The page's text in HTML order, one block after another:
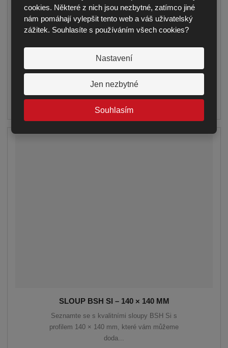
cookies. Některé z nich jsou nezbytné, zatímco jiné
nám pomáhají vylepšit tento web a váš uživatelský
zážitek. Souhlasíte s používáním všech cookies?
Nastavení
Jen nezbytné
Souhlasím
od6 413,00 Kč
5 300,00 Kč bez DPH
dodání do 14 dnů
Seznamte se s obvodovými panely s velikostí
rámu 1300 × 2360 mm, plným obkladem a pře...
SLOUP BSH SI – 140 × 140 MM
Seznamte se s kvalitními sloupy BSH Si s
profilem 140 × 140 mm, které vám můžeme
doda...